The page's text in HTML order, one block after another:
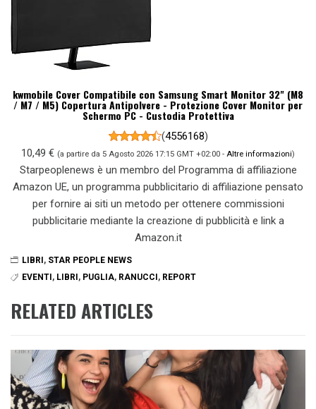
kwmobile Cover Compatibile con Samsung Smart Monitor 32" (M8
/ M7 / M5) Copertura Antipolvere - Protezione Cover Monitor per
Schermo PC - Custodia Protettiva
(4556168)
10,49 € (a partire da 5 Agosto 2026 17:15 GMT +02:00 - Altre informazioni)
Starpeoplenews è un membro del Programma di affiliazione
Amazon UE, un programma pubblicitario di affiliazione pensato
per fornire ai siti un metodo per ottenere commissioni
pubblicitarie mediante la creazione di pubblicità e link a
Amazon.it
LIBRI, STAR PEOPLE NEWS
EVENTI, LIBRI, PUGLIA, RANUCCI, REPORT
RELATED ARTICLES